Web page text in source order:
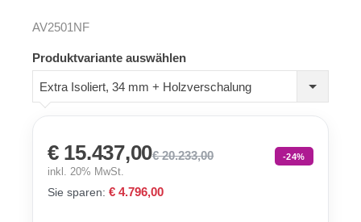
AV2501NF
Produktvariante auswählen
Extra Isoliert, 34 mm + Holzverschalung
€ 15.437,00€ 20.233,00 -24%
inkl. 20% MwSt.
Sie sparen: € 4.796,00